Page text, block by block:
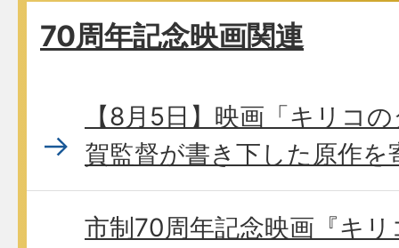
70周年記念映画関連
【8月5日】映画「キリコ
賀監督が書き下した原作を
市制70周年記念映画『キ